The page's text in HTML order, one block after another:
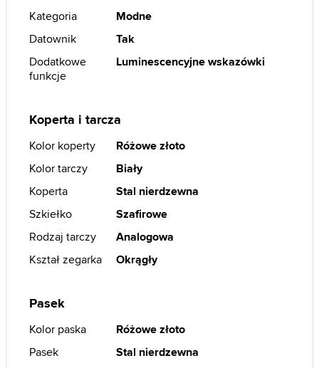
Kategoria
Modne
Datownik
Tak
Dodatkowe
funkcje
Luminescencyjne wskazówki
Koperta i tarcza
Kolor koperty
Różowe złoto
Kolor tarczy
Biały
Koperta
Stal nierdzewna
Szkiełko
Szafirowe
Rodzaj tarczy
Analogowa
Kształ zegarka
Okrągły
Pasek
Kolor paska
Różowe złoto
Pasek
Stal nierdzewna